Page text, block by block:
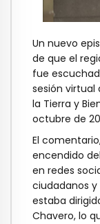
Un nuevo
de que el
fue
sesión virtual
la Tierra y
octubre de
El
encendido
en redes
ciudadanos
estaba
Chavero, lo